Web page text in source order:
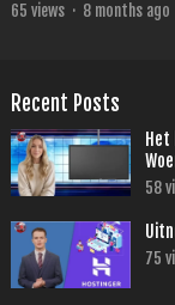
65 views · 8 months ago
Recent Posts
Het
58
75